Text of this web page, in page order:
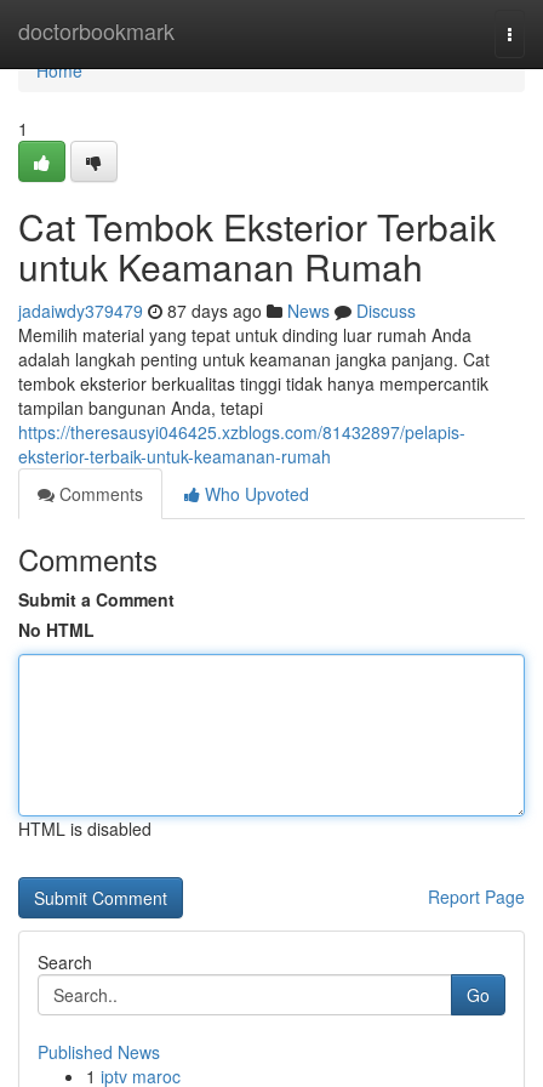
doctorbookmark
Home
Home
1
Cat Tembok Eksterior Terbaik
untuk Keamanan Rumah
jadaiwdy379479 87 days ago News
Discuss
Memilih material yang tepat untuk dinding luar rumah Anda
adalah langkah penting untuk keamanan jangka panjang. Cat
tembok eksterior berkualitas tinggi tidak hanya mempercantik
tampilan bangunan Anda, tetapi
https://theresausyi046425.xzblogs.com/81432897/pelapis-
eksterior-terbaik-untuk-keamanan-rumah
Comments
Who Upvoted
Comments
Submit a Comment
No HTML
HTML is disabled
Report Page
Search
Go
Published News
1 iptv maroc